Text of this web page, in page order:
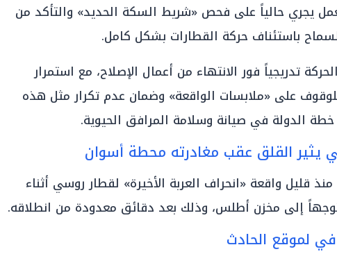
يجري حالياً على فحص «شريط السكة الحديد» والتأكد من
باستئناف حركة القطارات بشكل كامل.
تدريجياً فور الانتهاء من أعمال الإصلاح، مع استمرار
على «ملابسات الواقعة» وضمان عدم تكرار مثل هذه
خطة الدولة في صيانة وسلامة المرافق الحيوية.
يثير القلق عقب مغادرته محطة أسوان
قليل واقعة «انحراف العربة الأخيرة» لقطار روسي أثناء
إلى مخزن أطلس، وذلك بعد دقائق معدودة من انطلاقه.
لموقع الحادث